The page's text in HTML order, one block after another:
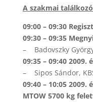
A szakmai
09:00 – 09:30
09:30 – 09:35
– Badovszky
09:35 – 09:40 2009.
– Sipos Sándor,
09:40 – 10:05 2009.
MTOW 5700 kg